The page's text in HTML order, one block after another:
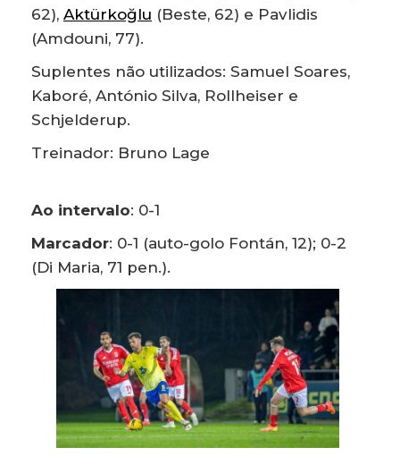
62), Aktürkoğlu (Beste, 62) e Pavlidis
(Amdouni, 77).
Suplentes não utilizados: Samuel Soares,
Kaboré, António Silva, Rollheiser e
Schjelderup.
Treinador: Bruno Lage
Ao intervalo: 0-1
Marcador: 0-1 (auto-golo Fontán, 12); 0-2
(Di Maria, 71 pen.).